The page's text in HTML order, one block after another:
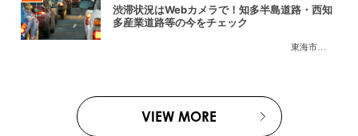
東海市大府市
渋滞状況はWebカメラで！知多半島道路・西知
多産業道路等の今をチェック
VIEW MORE